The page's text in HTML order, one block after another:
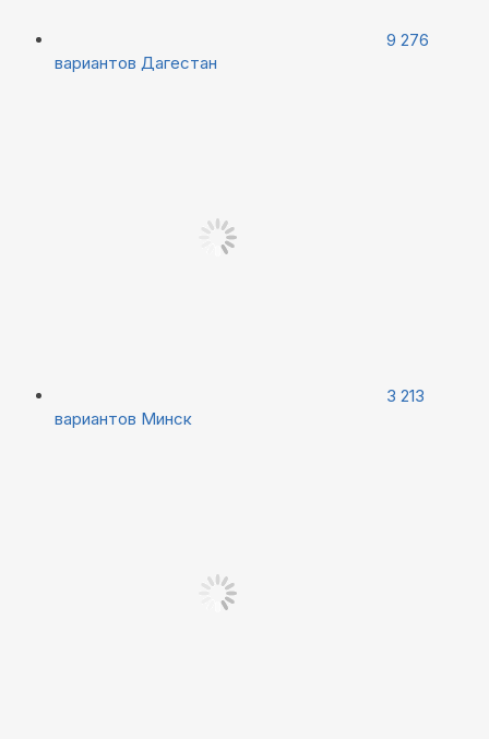
9 276
вариантов Дагестан
3 213
вариантов Минск